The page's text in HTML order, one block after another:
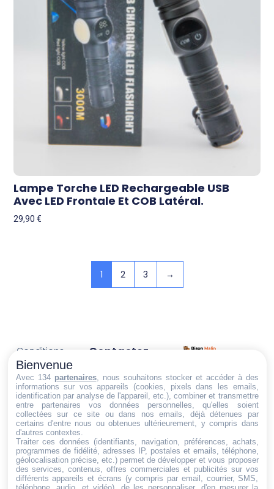
Lampe Torche LED Rechargeable USB
Avec LED Frontale Et COB Latéral.
29,90€
1 2 3 →
Trouvez ce qu'il vous faut,
au bon endroit
Conditions
générales
de vente
Politique de
cookies
Politique de
confidentialité
Mentions
légales
Conditions de
Contactez-
Email:
dt@sasbms.fr
Bienvenue
Avec 134 partenaires, nous souhaitons stocker et accéder à des
informations sur vos appareils (cookies, pixels dans les emails,
identification par analyse de l'appareil, etc.), combiner et transmettre
entre partenaires vos données personnelles, qu'elles soient
collectées sur ce site ou dans nos emails, déjà détenues par
certains d'entre nous ou obtenues ultérieurement, y compris dans
d'autres contextes.
Traiter ces données (identifiants, navigation, préférences, achats,
programmes de fidélité, adresses IP, postales et emails, téléphone,
géolocalisation précise, etc.) permet de développer et vous proposer
des services, contenus, offres commerciales et publicités sur vos
différents appareils et écrans (y compris par email, courrier, SMS,
téléphone, audio, et vidéo), de les personnaliser, d'en mesurer la